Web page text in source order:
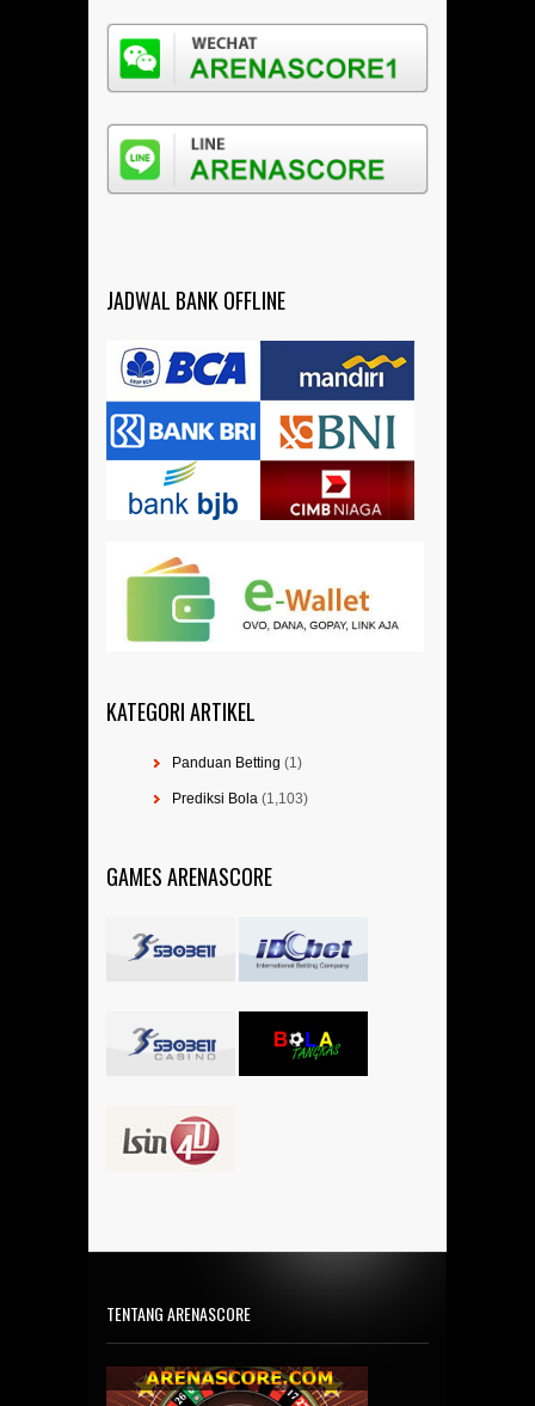
JADWAL BANK OFFLINE
KATEGORI ARTIKEL
Panduan Betting (1)
Prediksi Bola (1,103)
GAMES ARENASCORE
TENTANG ARENASCORE